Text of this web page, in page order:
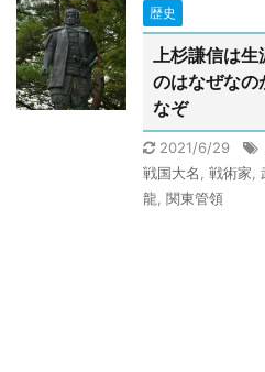
歴史
上杉謙信は生
のはなぜなの
なぞ
2021/6/29
戦国大名
戦術家
龍 関東管領